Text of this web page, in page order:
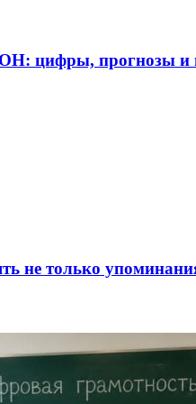
цифры, прогнозы и
не только